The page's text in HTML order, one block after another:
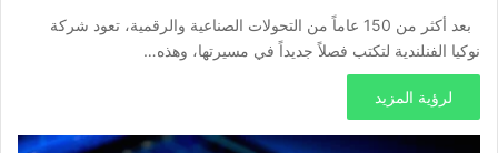
بعد أكثر من 150 عاماً من التحولات الصناعية والرقمية، تعود شركة
نوكيا الفنلندية لتكتب فصلاً جديداً في مسيرتها، وهذه…
لرؤية المزيد